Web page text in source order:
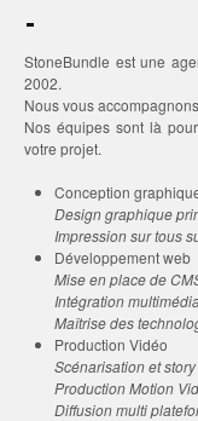
StoneBundle est une
2002.
Nous vous
Nos équipes sont là
votre projet.
Conception
Design graphique
Impression sur tous
Développement web
Mise en place de
Intégration
Maîtrise des
Production Vidéo
Scénarisation et
Production Motion
Diffusion multi